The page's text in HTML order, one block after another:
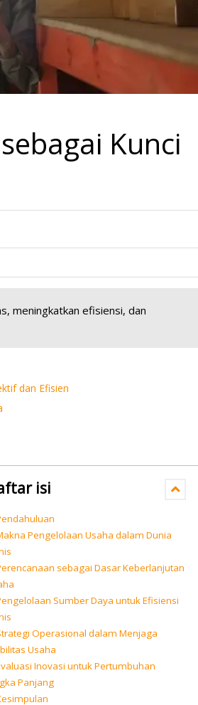
Kunci
meningkatkan efisiensi, dan
dan Efisien
isi
Pengelolaan Usaha dalam Dunia
sebagai Dasar Keberlanjutan
Sumber Daya untuk Efisiensi
Operasional dalam Menjaga
Usaha
Inovasi untuk Pertumbuhan
Panjang